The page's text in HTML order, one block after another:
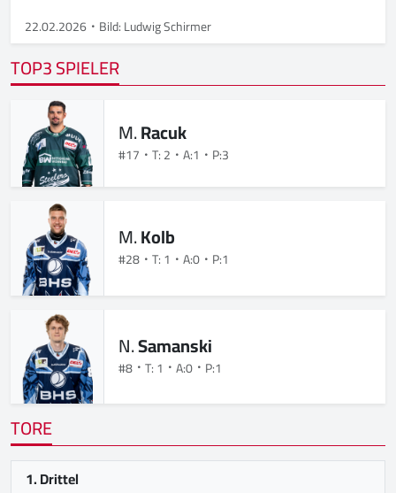
22.02.2026 Bild: Ludwig Schirmer
TOP3 SPIELER
M.Racuk
#17 T: 2 A:1 P:3
M.Kolb
#28 T: 1 A:0 P:1
N.Samanski
#8 T: 1 A:0 P:1
TORE
1. Drittel